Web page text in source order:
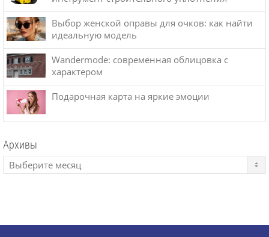
Выбор женской оправы для очков: как найти
идеальную модель
Wandermode: современная облицовка с
характером
Подарочная карта на яркие эмоции
Архивы